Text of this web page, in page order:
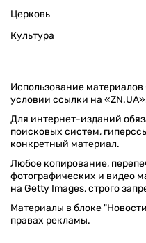
Церковь
Культура
Использование
условии ссылки на
Для интернет-изданий
поисковых систем,
конкретный материал.
Любое копирование,
фотографических и видео
на Getty Images, строго
Материалы в блоке
правах рекламы.